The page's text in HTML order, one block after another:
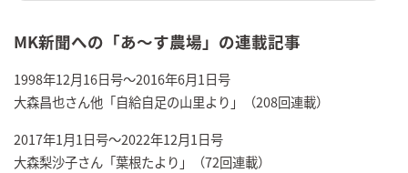
MK新聞への「あ～す農場」の連載記事
1998年12月16日号～2016年6月1日号
大森昌也さん他「自給自足の山里より」（208回連載）
2017年1月1日号～2022年12月1日号
大森梨沙子さん「葉根たより」（72回連載）